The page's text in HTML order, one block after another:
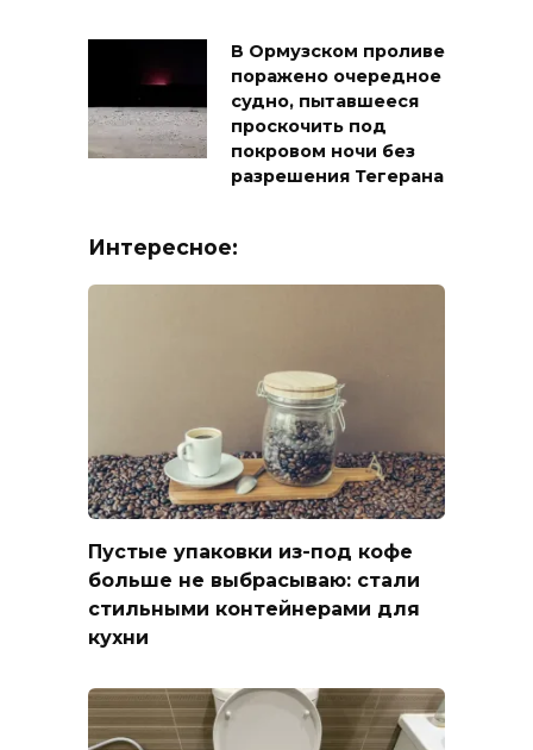
В Ормузском проливе
поражено очередное
судно, пытавшееся
проскочить под
покровом ночи без
разрешения Тегерана
Интересное:
Пустые упаковки из-под кофе
больше не выбрасываю: стали
стильными контейнерами для
кухни